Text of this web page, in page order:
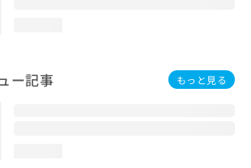
ー記事 もっと見る